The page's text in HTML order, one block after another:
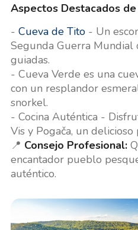
Aspectos Destacados
- Cueva de Tito- Un
Segunda Guerra Mundial
guiadas.
- Cueva Verde es una
con un resplandor
snorkel.
- Cocina Auténtica -
Vis y Pogača, un delicioso
📍 Consejo Profesional:
encantador pueblo
auténtico.